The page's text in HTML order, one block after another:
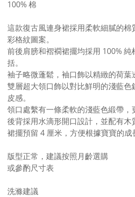
100% 棉
這款復古風連身裙採用柔軟細膩的棉
彩格紋圖案。
前後肩膀和褶襉裙擺均採用 100%
括。
袖子略微蓬鬆，袖口飾以精緻的荷葉
雙層超大領口飾以對比鮮明的淺藍色
皮感。
領口處繫有一條柔軟的淺藍色緞帶，
後背採用水滴形開口設計，並配有木
裙擺預留 4 厘米，方便根據寶寶的成
版型正常，建議按照月齡選購
或參酌尺寸表
洗滌建議